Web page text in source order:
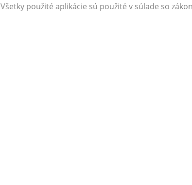
Všetky použité aplikácie sú použité v súlade so